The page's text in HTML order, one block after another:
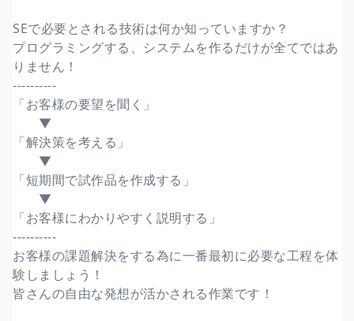
SEで必要とされる技術は何か知っていますか？
プログラミングする、システムを作るだけが全てではあ
りません！
----------
「お客様の要望を聞く」
▼
「解決策を考える」
▼
「短期間で試作品を作成する」
▼
「お客様にわかりやすく説明する」
----------
お客様の課題解決をする為に一番最初に必要な工程を体
験しましょう！
皆さんの自由な発想が活かされる作業です！